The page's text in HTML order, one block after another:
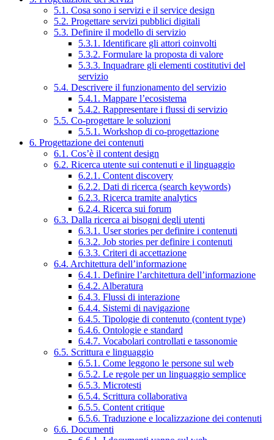
5.1. Cosa sono i servizi e il service design
5.2. Progettare servizi pubblici digitali
5.3. Definire il modello di servizio
5.3.1. Identificare gli attori coinvolti
5.3.2. Formulare la proposta di valore
5.3.3. Inquadrare gli elementi costitutivi del
servizio
5.4. Descrivere il funzionamento del servizio
5.4.1. Mappare l’ecosistema
5.4.2. Rappresentare i flussi di servizio
5.5. Co-progettare le soluzioni
5.5.1. Workshop di co-progettazione
6. Progettazione dei contenuti
6.1. Cos’è il content design
6.2. Ricerca utente sui contenuti e il linguaggio
6.2.1. Content discovery
6.2.2. Dati di ricerca (search keywords)
6.2.3. Ricerca tramite analytics
6.2.4. Ricerca sui forum
6.3. Dalla ricerca ai bisogni degli utenti
6.3.1. User stories per definire i contenuti
6.3.2. Job stories per definire i contenuti
6.3.3. Criteri di accettazione
6.4. Architettura dell’informazione
6.4.1. Definire l’architettura dell’informazione
6.4.2. Alberatura
6.4.3. Flussi di interazione
6.4.4. Sistemi di navigazione
6.4.5. Tipologie di contenuto (content type)
6.4.6. Ontologie e standard
6.4.7. Vocabolari controllati e tassonomie
6.5. Scrittura e linguaggio
6.5.1. Come leggono le persone sul web
6.5.2. Le regole per un linguaggio semplice
6.5.3. Microtesti
6.5.4. Scrittura collaborativa
6.5.5. Content critique
6.5.6. Traduzione e localizzazione dei contenuti
6.6. Documenti